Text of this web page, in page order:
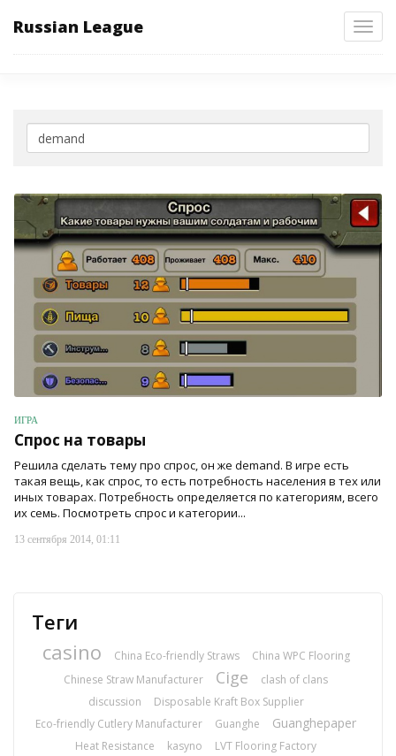
Russian League
ИГРА
Спрос на товары
Решила сделать тему про спрос, он же demand. В игре есть
такая вещь, как спрос, то есть потребность населения в тех или
иных товарах. Потребность определяется по категориям, всего
их семь. Посмотреть спрос и категории...
13 сентября 2014, 01:11
Теги
casino
China Eco-friendly Straws
China WPC Flooring
Chinese Straw Manufacturer
Cige
clash of clans
discussion
Disposable Kraft Box Supplier
Eco-friendly Cutlery Manufacturer
Guanghe Guanghepaper
Heat Resistance kasyno
LVT Flooring Factory